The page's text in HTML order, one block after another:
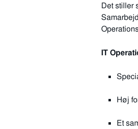
Det stiller
IT
Høj
Et